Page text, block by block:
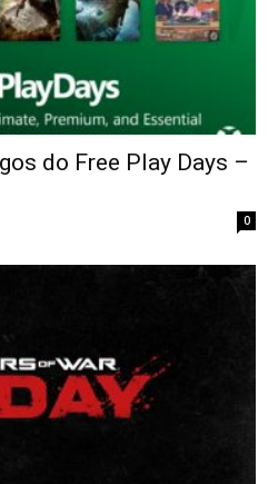
do Free Play Days –
0